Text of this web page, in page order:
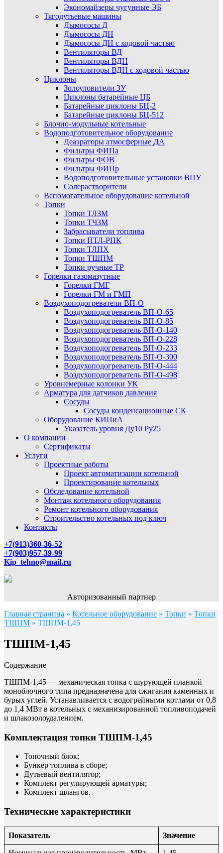
Экономайзеры чугунные ЭБ
Тягодутьевые машины
Дымососы Д
Дымососы ДН
Дымососы ДН с ходовой частью
Вентиляторы ВД
Вентиляторы ВДН
Вентиляторы ВДН с ходовой частью
Циклоны
Золоуловители ЗУ
Циклоны батарейные ЦБ
Батарейные циклоны БЦ-2
Батарейные циклоны БЦ-512
Блочно-модульные котельные
Водоподготовительное оборудование
Деаэраторы атмосферные ДА
Фильтры ФИПа
Фильтры ФОВ
Фильтры ФИПр
Водоподготовительные установки ВПУ
Солерастворители
Вспомогательное оборудование котельной
Топки
Топки ТЛЗМ
Топки ТЧЗМ
Забрасыватели топлива
Топки ПТЛ-РПК
Топки ТЛПХ
Топки ТШПМ
Топки ручные ТР
Горелки газомазутные
Горелки ГМГ
Горелки ГМ и ГМП
Воздухоподогреватели ВП-О
Воздухоподогреватель ВП-О-65
Воздухоподогреватель ВП-О-85
Воздухоподогреватель ВП-О-140
Воздухоподогреватель ВП-О-228
Воздухоподогреватель ВП-О-233
Воздухоподогреватель ВП-О-300
Воздухоподогреватель ВП-О-444
Воздухоподогреватель ВП-О-498
Уровнемерные колонки УК
Арматура для датчиков давления
Сосуды
Сосуды конденсационные СК
Оборудование КИПиА
Указатель уровня Ду10 Ру25
О компании
Сертификаты
Услуги
Проектные работы
Проект автоматизации котельной
Проектирование котельных
Обследование котельной
Монтаж котельного оборудования
Ремонт котельного оборудования
Строительство котельных под ключ
Контакты
+7(913)360-36-52
+7(903)957-39-99
Kip_tehno@mail.ru
Авторизованный партнер
Главная страница » Котельное оборудование » Топки » Топки
ТШПМ » ТШПМ-1,45
ТШПМ-1,45
Содержание
ТШПМ-1,45 — механическая топка с шурующей планкой
моноблочного типа предназначена для сжигания каменных и
бурых углей. Устанавливается с водогрейными котлами от 0,8
до 1,4 МВт в котельных с механизированной топливоподачей
и шлакозолоудалением.
Комплектация топки ТШПМ-1,45
Топочный блок;
Бункер топлива в сборе;
Дутьевый вентилятор;
Комплект регулирующей арматуры;
Комплект шлангов.
Технические характеристики
Показатель Значение